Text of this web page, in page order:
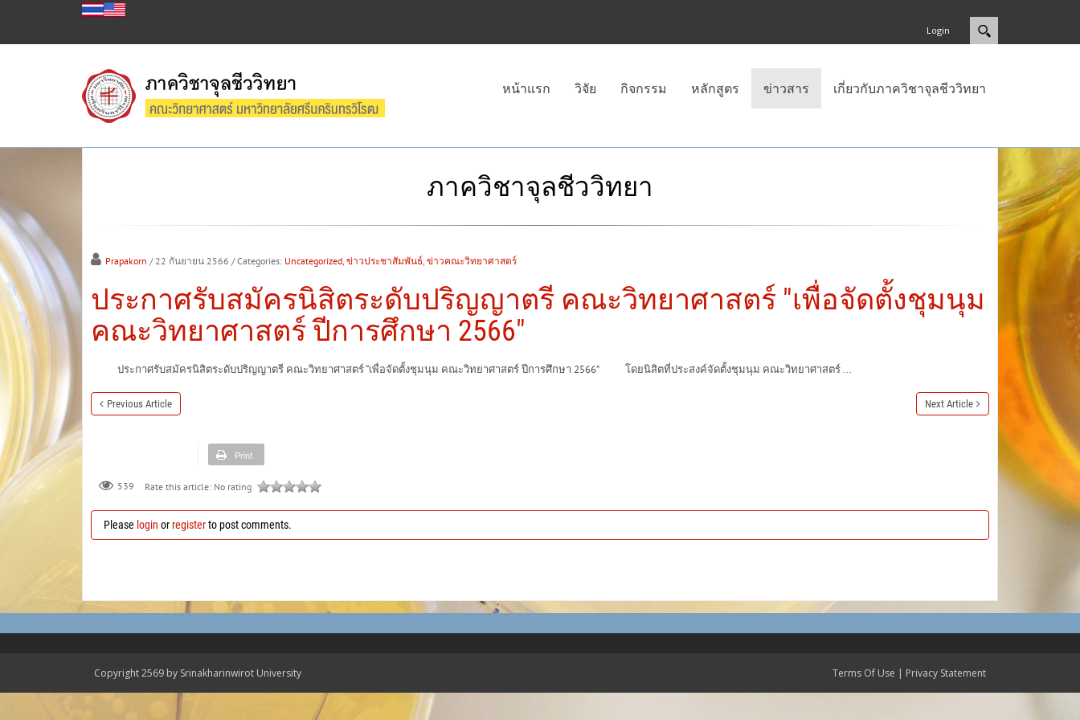
Login
หน้าแรก วิจัย กิจกรรม หลักสูตร ข่าวสาร เกี่ยวกับภาควิชาจุลชีววิทยา
ภาควิชาจุลชีววิทยา
Prapakorn / 22 กันยายน 2566 / Categories: Uncategorized ข่าวประชาสัมพันธ์ ข่าวคณะวิทยาศาสตร์
ประกาศรับสมัครนิสิตระดับปริญญาตรี คณะวิทยาศาสตร์ "เพื่อจัดตั้งชุมนุม
คณะวิทยาศาสตร์ ปีการศึกษา 2566"
ประกาศรับสมัครนิสิตระดับปริญญาตรี คณะวิทยาศาสตร์ “เพื่อจัดตั้งชุมนุม คณะวิทยาศาสตร์ ปีการศึกษา 2566” โดยนิสิตที่ประสงค์จัดตั้งชุมนุม คณะวิทยาศาสตร์ ...
Previous Article Next Article
Print
539 Rate this article: No rating
Please login orregisterto post comments.
Copyright 2569 by Srinakharinwirot University Terms Of Use | Privacy Statement